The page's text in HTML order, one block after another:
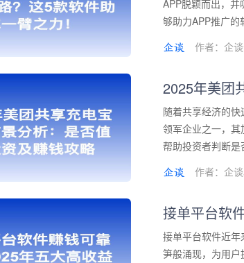
APP脱颖而出，
够助力APP推广
作者：企
2025年美团
随着共享经济的
领军企业之一，其
帮助投资者判断
作者：企
接单平台软
接单平台软件近
笋般涌现，为用